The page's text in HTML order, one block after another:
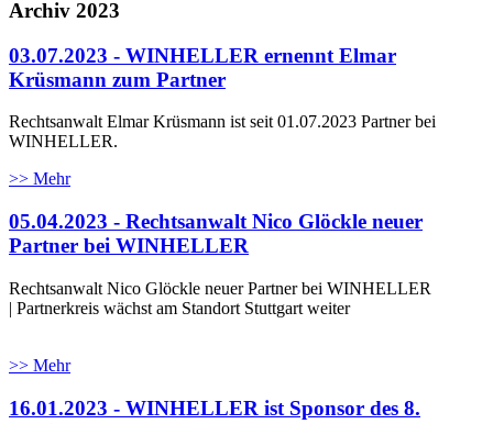
Archiv 2023
03.07.2023 - WINHELLER ernennt Elmar
Krüsmann zum Partner
Rechtsanwalt Elmar Krüsmann ist seit 01.07.2023 Partner bei
WINHELLER.
>> Mehr
05.04.2023 - Rechtsanwalt Nico Glöckle neuer
Partner bei WINHELLER
Rechtsanwalt Nico Glöckle neuer Partner bei WINHELLER
| Partnerkreis wächst am Standort Stuttgart weiter
>> Mehr
16.01.2023 - WINHELLER ist Sponsor des 8.